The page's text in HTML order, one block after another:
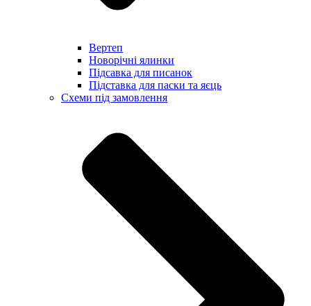
Вертеп
Новорічні ялинки
Підсавка для писанок
Підставка для паски та яєць
Схеми під замовлення